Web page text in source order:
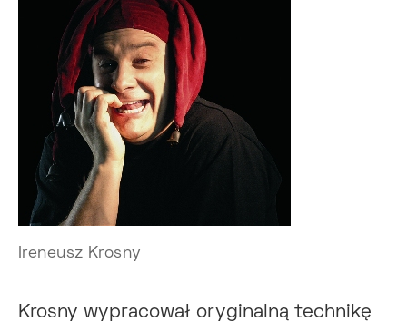
Ireneusz Krosny
Krosny wypracował oryginalną technikę